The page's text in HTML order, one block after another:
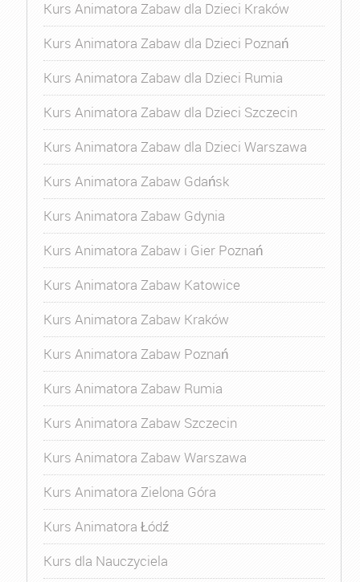
Kurs Animatora Zabaw dla Dzieci Kraków
Kurs Animatora Zabaw dla Dzieci Poznań
Kurs Animatora Zabaw dla Dzieci Rumia
Kurs Animatora Zabaw dla Dzieci Szczecin
Kurs Animatora Zabaw dla Dzieci Warszawa
Kurs Animatora Zabaw Gdańsk
Kurs Animatora Zabaw Gdynia
Kurs Animatora Zabaw i Gier Poznań
Kurs Animatora Zabaw Katowice
Kurs Animatora Zabaw Kraków
Kurs Animatora Zabaw Poznań
Kurs Animatora Zabaw Rumia
Kurs Animatora Zabaw Szczecin
Kurs Animatora Zabaw Warszawa
Kurs Animatora Zielona Góra
Kurs Animatora Łódź
Kurs dla Nauczyciela